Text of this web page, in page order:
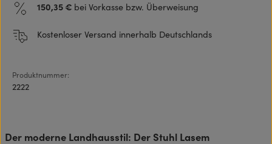
150,35 € bei Vorkasse bzw. Überweisung
Kostenloser Versand innerhalb Deutschlands
Produktnummer:
2222
Der moderne Landhausstil: Der Stuhl Lasem